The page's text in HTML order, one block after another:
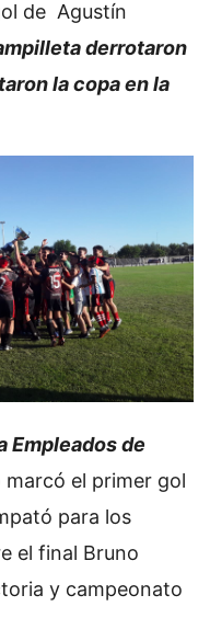
de Agustín
derrotaron
la copa en la
Empleados de
marcó el primer gol
para los
el final Bruno
y campeonato